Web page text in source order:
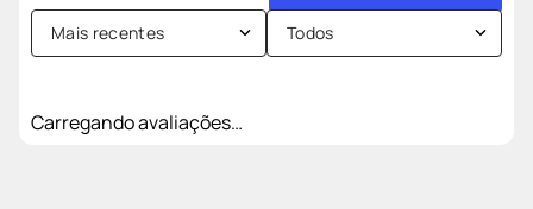
Mais recentes Todos
Carregando avaliações…